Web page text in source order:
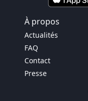
À propos
Actualités
FAQ
Contact
Presse